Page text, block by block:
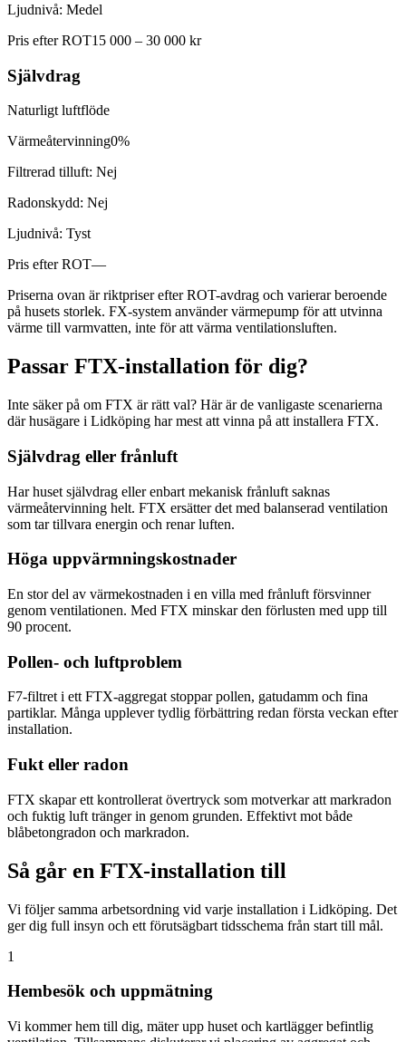
Ljudnivå: Medel
Pris efter ROT15 000 – 30 000 kr
Självdrag
Naturligt luftflöde
Värmeåtervinning0%
Filtrerad tilluft: Nej
Radonskydd: Nej
Ljudnivå: Tyst
Pris efter ROT—
Priserna ovan är riktpriser efter ROT-avdrag och varierar beroende
på husets storlek. FX-system använder värmepump för att utvinna
värme till varmvatten, inte för att värma ventilationsluften.
Passar FTX-installation för dig?
Inte säker på om FTX är rätt val? Här är de vanligaste scenarierna
där husägare i Lidköping har mest att vinna på att installera FTX.
Självdrag eller frånluft
Har huset självdrag eller enbart mekanisk frånluft saknas
värmeåtervinning helt. FTX ersätter det med balanserad ventilation
som tar tillvara energin och renar luften.
Höga uppvärmningskostnader
En stor del av värmekostnaden i en villa med frånluft försvinner
genom ventilationen. Med FTX minskar den förlusten med upp till
90 procent.
Pollen- och luftproblem
F7-filtret i ett FTX-aggregat stoppar pollen, gatudamm och fina
partiklar. Många upplever tydlig förbättring redan första veckan efter
installation.
Fukt eller radon
FTX skapar ett kontrollerat övertryck som motverkar att markradon
och fuktig luft tränger in genom grunden. Effektivt mot både
blåbetongradon och markradon.
Så går en FTX-installation till
Vi följer samma arbetsordning vid varje installation i Lidköping. Det
ger dig full insyn och ett förutsägbart tidsschema från start till mål.
1
Hembesök och uppmätning
Vi kommer hem till dig, mäter upp huset och kartlägger befintlig